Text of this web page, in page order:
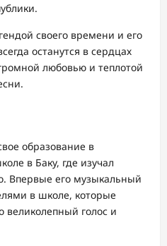
своего времени и его
останутся в сердцах
любовью и теплотой
образование в
в Баку, где изучал
Впервые его музыкальный
в школе, которые
великолепный голос и